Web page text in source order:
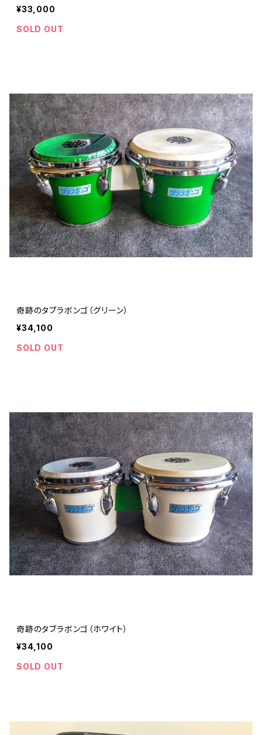
¥33,000
SOLD OUT
奇跡のタブラボンゴ（グリーン）
¥34,100
SOLD OUT
奇跡のタブラボンゴ（ホワイト）
¥34,100
SOLD OUT